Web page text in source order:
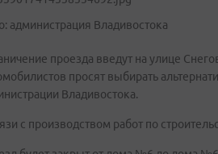
администрация Владивостока
проезда введут на улице
просят выбирать
Владивостока.
с производством работ по